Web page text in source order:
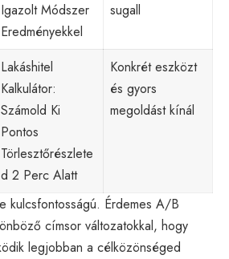
Igazolt Módszer
Eredményekkel
sugall
Lakáshitel
Kalkulátor:
Számold Ki
Pontos
Törlesztőrészlete
d 2 Perc Alatt
Konkrét eszközt
és gyors
megoldást kínál
kulcsfontosságú. Érdemes A/B
címsor változatokkal, hogy
legjobban a célközönséged